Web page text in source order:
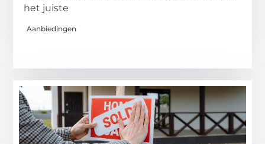
het juiste
Aanbiedingen